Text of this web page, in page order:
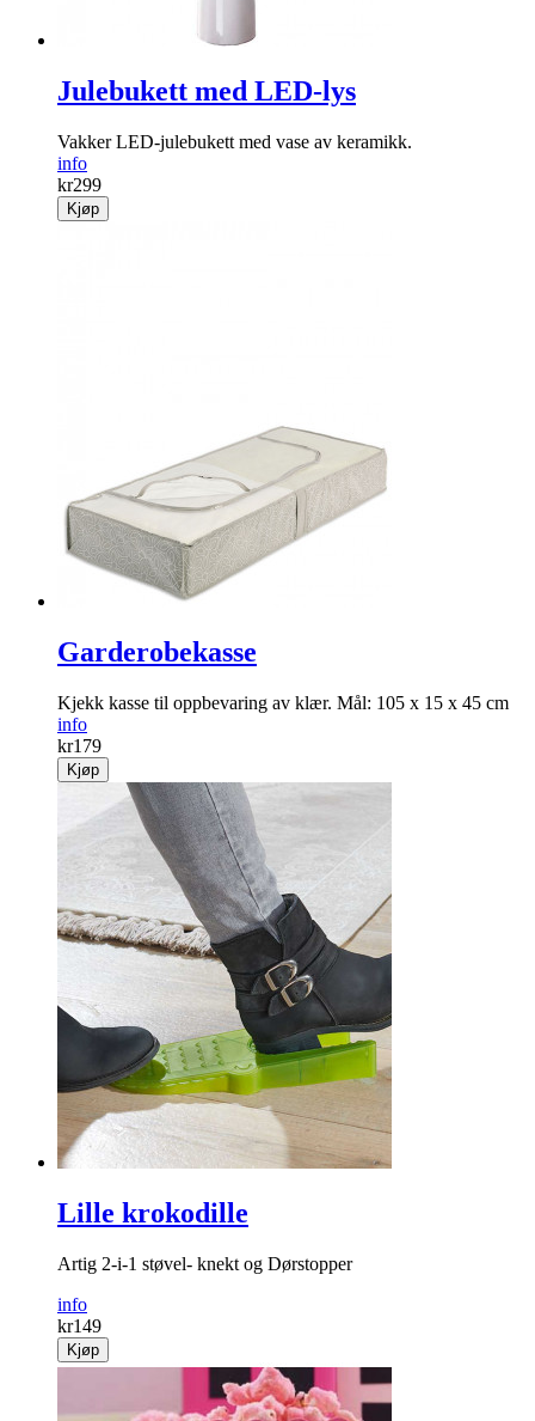
Julebukett med LED-lys
Vakker LED-jule­bukett med vase av keramikk.
info
kr299
Kjøp
Garderobekasse
Kjekk kasse til opp­bevaring av klær. Mål: 105 x 15 x 45 cm
info
kr179
Kjøp
Lille krokodille
Artig 2-i-1 støvel- knekt og Dørstopper
info
kr149
Kjøp